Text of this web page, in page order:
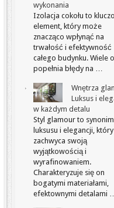
wykonania
Izolacja cokołu to
element, który może
znacząco wpłynąć na
trwałość i efektywność
całego budynku. Wiele
popełnia błędy na …
Wnętrza
Luksus i
w każdym detalu
Styl glamour to synonim
luksusu i elegancji, który
zachwyca swoją
wyjątkowością i
wyrafinowaniem.
Charakteryzuje się on
bogatymi materiałami,
efektownymi detalami